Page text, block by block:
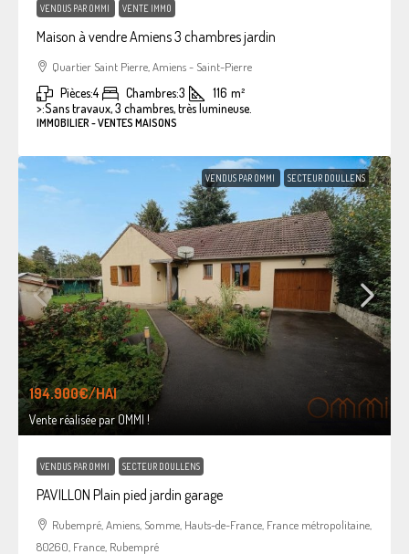
VENDUS PAR OMMI VENTE IMMO
Maison à vendre Amiens 3 chambres jardin
Quartier Saint Pierre, Amiens - Saint-Pierre
Pièces:4 Chambres:3 116 m²
>:Sans travaux, 3 chambres, très lumineuse.
IMMOBILIER - VENTES MAISONS
VENDUS PAR OMMI SECTEUR DOULLENS
194.900€/HAI
Vente réalisée par OMMI !
VENDUS PAR OMMI SECTEUR DOULLENS
PAVILLON Plain pied jardin garage
Rubempré, Amiens, Somme, Hauts-de-France, France métropolitaine,
80260, France, Rubempré